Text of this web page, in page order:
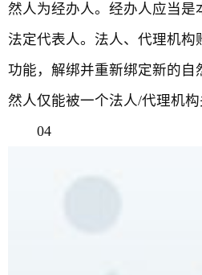
然人为经办人。经办人应当是
法定代表人。法人、代理机构
功能，解绑并重新绑定新的自
然人仅能被一个法人/代理机构
04